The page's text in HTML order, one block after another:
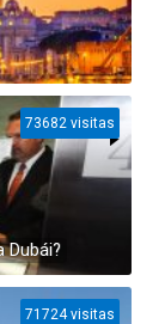
Dubái?
73682 visitas
71724 visitas